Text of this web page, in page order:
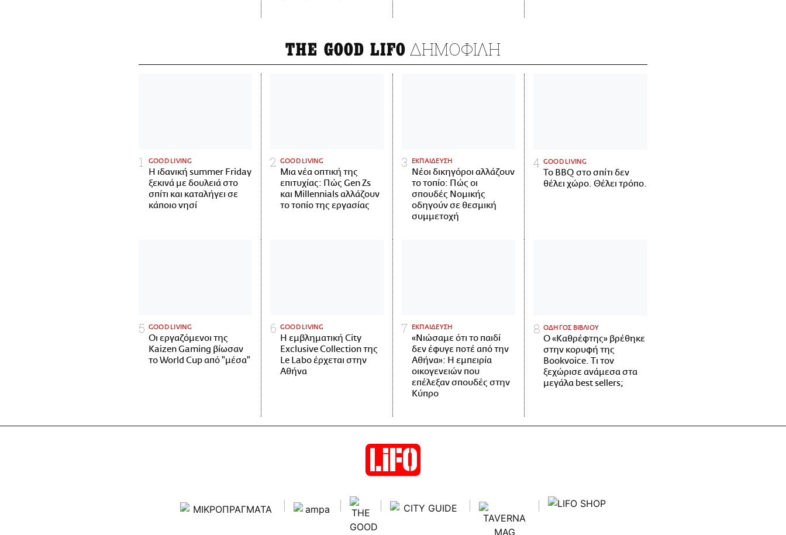
THE GOOD LIFO ΔΗΜΟΦΙΛΗ
GOOD LIVING
Η ιδανική summer Friday
ξεκινά με δουλειά στο
σπίτι και καταλήγει σε
κάποιο νησί
GOOD LIVING
Μια νέα οπτική της
επιτυχίας: Πώς Gen Zs
και Millennials αλλάζουν
το τοπίο της εργασίας
ΕΚΠΑΙΔΕΥΣΗ
Νέοι δικηγόροι αλλάζουν
το τοπίο: Πώς οι
σπουδές Νομικής
οδηγούν σε θεσμική
συμμετοχή
GOOD LIVING
Το BBQ στο σπίτι δεν
θέλει χώρο. Θέλει τρόπο.
GOOD LIVING
Οι εργαζόμενοι της
Kaizen Gaming βίωσαν
το World Cup από "μέσα"
GOOD LIVING
Η εμβληματική City
Exclusive Collection της
Le Labo έρχεται στην
Αθήνα
ΕΚΠΑΙΔΕΥΣΗ
«Νιώσαμε ότι το παιδί
δεν έφυγε ποτέ από την
Αθήνα»: Η εμπειρία
οικογενειών που
επέλεξαν σπουδές στην
Κύπρο
ΟΔΗΓΟΣ ΒΙΒΛΙΟΥ
Ο «Καθρέφτης» βρέθηκε
στην κορυφή της
Bookvoice. Τι τον
ξεχώρισε ανάμεσα στα
μεγάλα best sellers;